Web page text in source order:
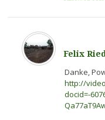
Felix
Danke,
http://
docid=-